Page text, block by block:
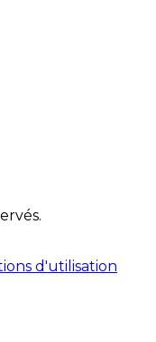
.
d'utilisation